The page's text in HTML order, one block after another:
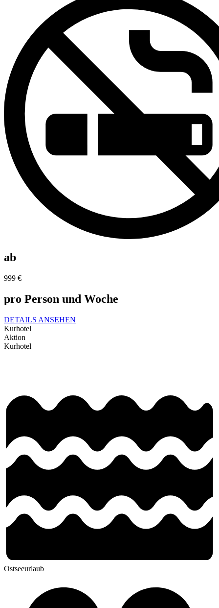
ab
999 €
pro Person und Woche
DETAILS ANSEHEN
Kurhotel
Aktion
Kurhotel
Ostseeurlaub